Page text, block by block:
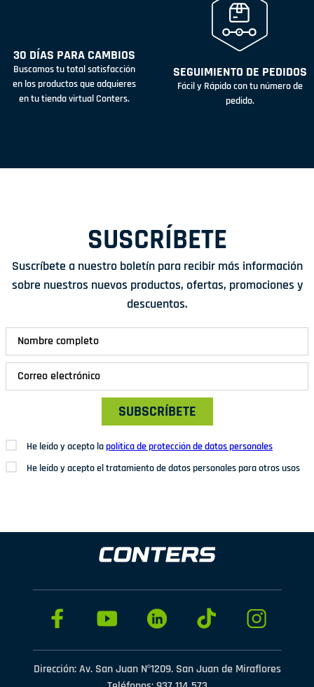
30 DÍAS PARA CAMBIOS
Buscamos tu total satisfacción
en los productos que adquieres
en tu tienda virtual Conters.
SEGUIMIENTO DE PEDIDOS
Fácil y Rápido con tu número de
pedido.
SUSCRÍBETE
Suscríbete a nuestro boletín para recibir más información
sobre nuestros nuevos productos, ofertas, promociones y
descuentos.
SUBSCRÍBETE
He leído y acepto lapolítica de protección de datos personales
He leído y acepto el tratamiento de datos personales para otros usos
Dirección: Av. San Juan Nº1209. San Juan de Miraflores